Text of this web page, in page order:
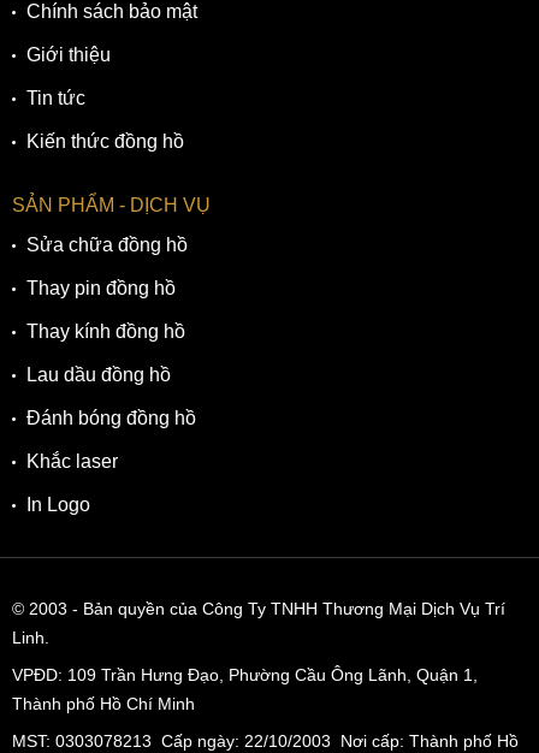
Chính sách bảo mật
Giới thiệu
Tin tức
Kiến thức đồng hồ
SẢN PHẨM - DỊCH VỤ
Sửa chữa đồng hồ
Thay pin đồng hồ
Thay kính đồng hồ
Lau dầu đồng hồ
Đánh bóng đồng hồ
Khắc laser
In Logo
© 2003 - Bản quyền của Công Ty TNHH Thương Mại Dịch Vụ Trí
Linh.
VPĐD: 109 Trần Hưng Đạo, Phường Cầu Ông Lãnh, Quận 1,
Thành phố Hồ Chí Minh
MST: 0303078213 Cấp ngày: 22/10/2003 Nơi cấp: Thành phố Hồ